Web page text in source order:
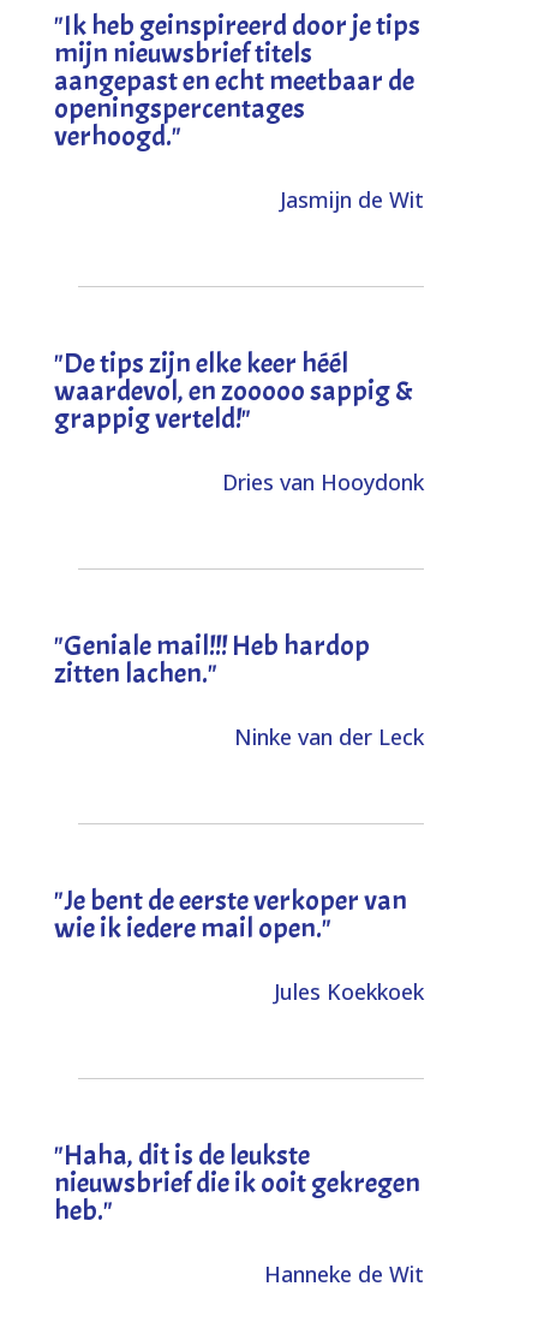
"Ik heb geinspireerd door je tips
mijn nieuwsbrief titels
aangepast en echt meetbaar de
openingspercentages
verhoogd."
Jasmijn de Wit
"De tips zijn elke keer héél
waardevol, en zooooo sappig &
grappig verteld!"
Dries van Hooydonk
"Geniale mail!!! Heb hardop
zitten lachen."
Ninke van der Leck
"Je bent de eerste verkoper van
wie ik iedere mail open."
Jules Koekkoek
"Haha, dit is de leukste
nieuwsbrief die ik ooit gekregen
heb."
Hanneke de Wit